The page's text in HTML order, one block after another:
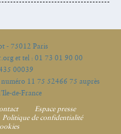
- 75012 Paris
et tel : 01 73 01 90 00
00039
numéro 11 75 52466 75 auprès
de-France
Espace presse
Politique de confidentialité